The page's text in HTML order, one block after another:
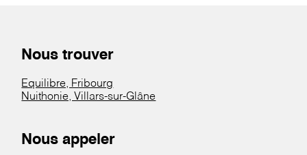
Nous trouver
Equilibre, Fribourg
Nuithonie, Villars-sur-Glâne
Nous appeler